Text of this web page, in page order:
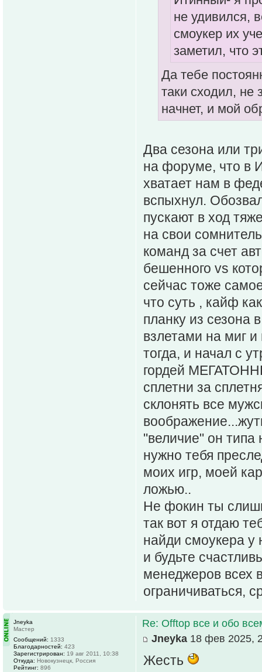
не удивился,
смоукер их
заметил, что
Да тебе
таки сходил, не
начнет, и мой
Два сезона или
на форуме, что в
хватает нам в
вспыхнул.
пускают в ход
на свои
команд за счет
бешенного vs
сейчас тоже
что суть , кайф
планку из сезона
взлетами на миг
тогда, и начал с
гордей
сплетни за
склонять все
"величие" он типа
нужно тебя
моих игр, моей
ложью..
Не фокин ты
так вот я отдаю
найди смоукера у
и будьте
менеджеров всех
ограничиваться,
Re: Offtop все и обо
Jneyka 18 фев 2025,
Жесть
Jneyka
Мастер
Сообщений: 1333
Благодарностей: 423
Зарегистрирован: 19 авг 2011, 10:38
Откуда: Новокузнецк, Россия
Рейтинг: 896